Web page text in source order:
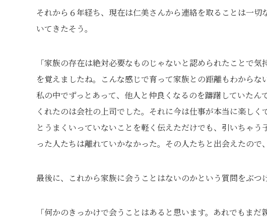
それから６年経ち、現在は仁美さんから連絡を取ることは一
いてきたそう。
「家族の存在は絶対必要なものじゃないと認められたことで
を覚えましたね。こんな感じで育って家族との距離もわから
私の中でずっとあって、他人と仲良くなるのを躊躇していた
くれたのは会社の上司でした。それに今は仕事が本当に楽し
とうまくいっていないことを軽く伝えただけでも、引いちゃ
った人たちは離れていかなかった。その人たちと出会えたので
最後に、これから家族に会うことはないのかという質問をぶつ
「何かのきっかけで会うことはあると思います。あれでもま